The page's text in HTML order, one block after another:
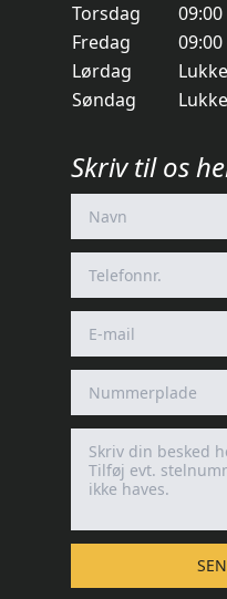
Torsdag
09:00
Fredag
09:00
Lørdag
Søndag
Skriv til os